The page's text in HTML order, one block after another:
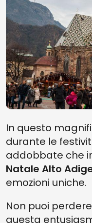
In questo
durante le
addobbate che
Natale Alto
emozioni uniche.
Non puoi
questa